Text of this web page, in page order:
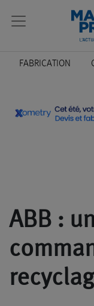
FABRICATION
ABB :